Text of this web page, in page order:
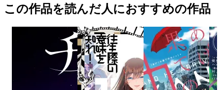
この作品を読んだ人におすすめの作品